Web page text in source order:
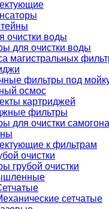
очистки воды
для очистки воды
магистральных
фильтры под
осмос
картриджей
фильтры
для очистки самогона
к фильтрам
очистки
грубой очистки
сетчатые